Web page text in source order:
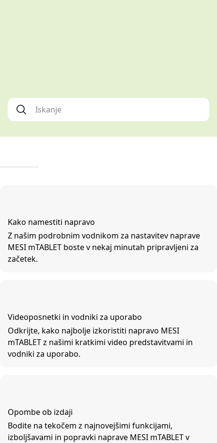
Kako namestiti napravo
Z našim podrobnim vodnikom za nastavitev naprave
MESI mTABLET boste v nekaj minutah pripravljeni za
začetek.
Videoposnetki in vodniki za uporabo
Odkrijte, kako najbolje izkoristiti napravo MESI
mTABLET z našimi kratkimi video predstavitvami in
vodniki za uporabo.
Opombe ob izdaji
Bodite na tekočem z najnovejšimi funkcijami,
izboljšavami in popravki naprave MESI mTABLET v